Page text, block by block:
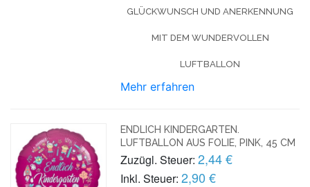
GLÜCKWUNSCH UND ANERKENNUNG
MIT DEM WUNDERVOLLEN
LUFTBALLON
Mehr erfahren
ENDLICH KINDERGARTEN.
LUFTBALLON AUS FOLIE, PINK, 45 CM
Zuzügl. Steuer: 2,44 €
Inkl. Steuer: 2,90 €